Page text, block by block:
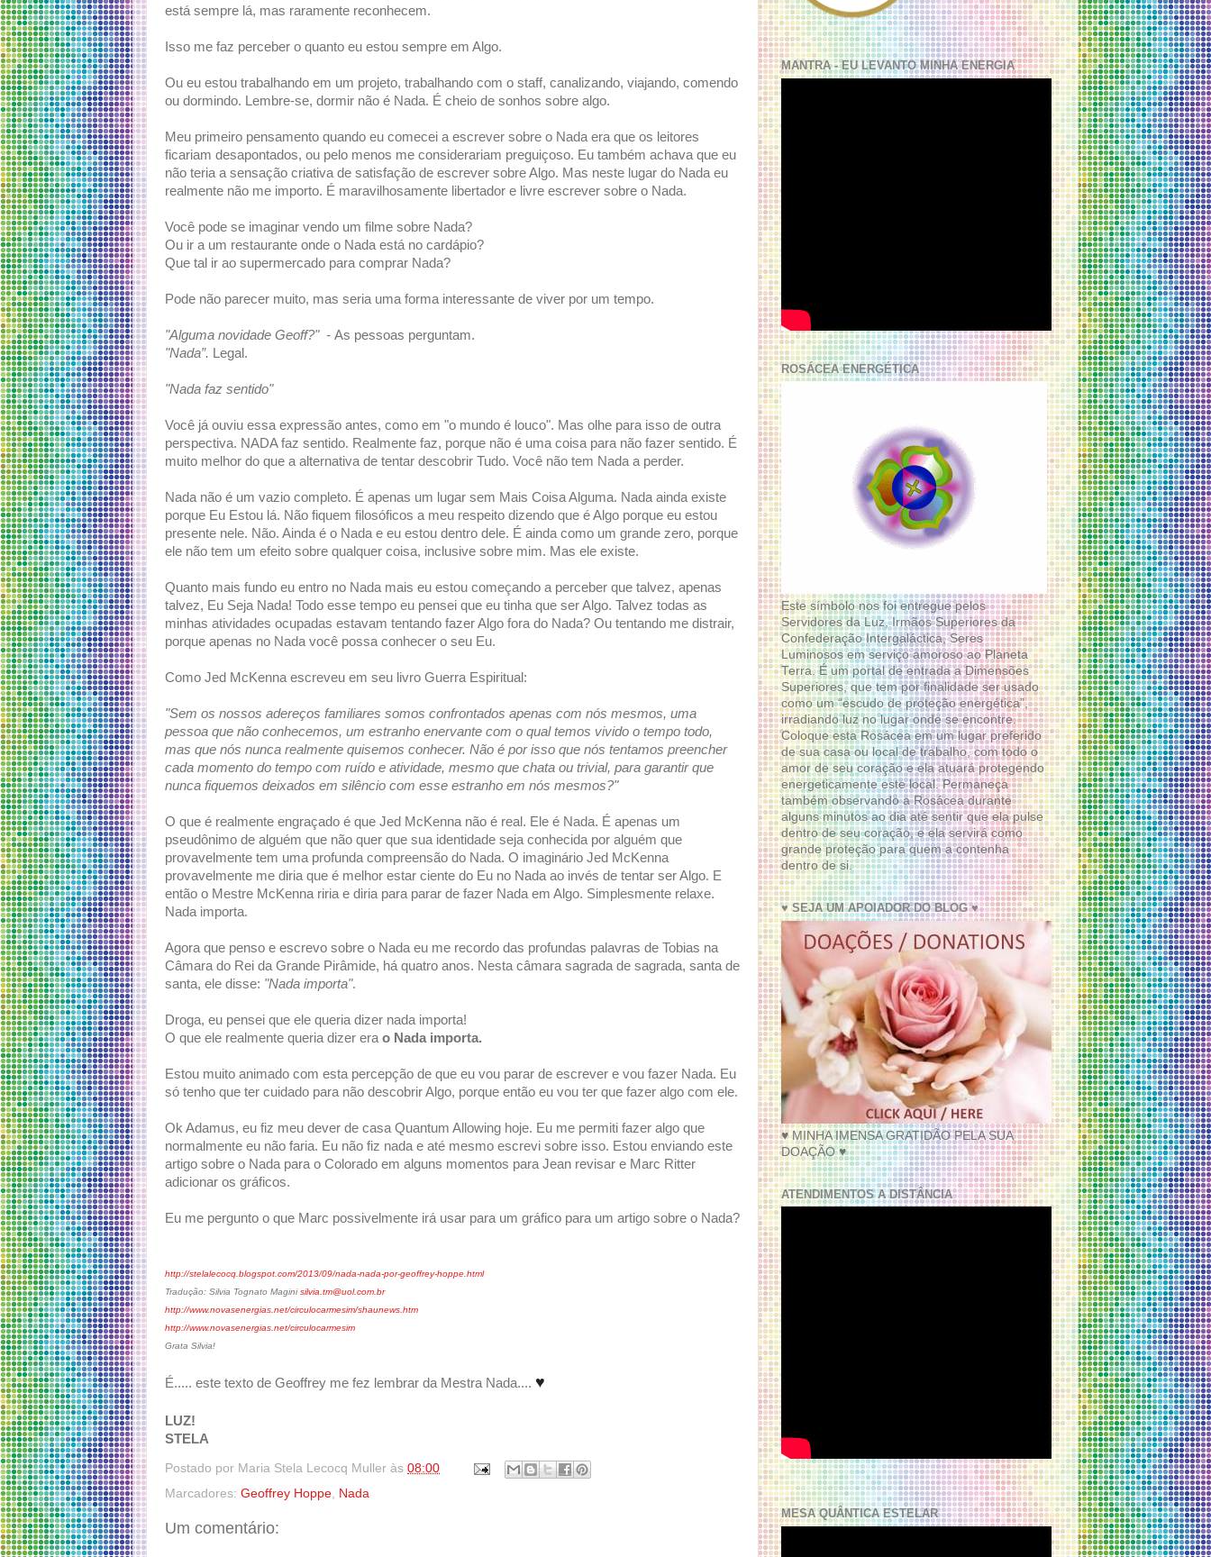
está sempre lá, mas raramente reconhecem.
Isso me faz perceber o quanto eu estou sempre em Algo.
Ou eu estou trabalhando em um projeto, trabalhando com o staff, canalizando, viajando, comendo
ou dormindo. Lembre-se, dormir não é Nada. É cheio de sonhos sobre algo.
Meu primeiro pensamento quando eu comecei a escrever sobre o Nada era que os leitores
ficariam desapontados, ou pelo menos me considerariam preguiçoso. Eu também achava que eu
não teria a sensação criativa de satisfação de escrever sobre Algo. Mas neste lugar do Nada eu
realmente não me importo. É maravilhosamente libertador e livre escrever sobre o Nada.
Você pode se imaginar vendo um filme sobre Nada?
Ou ir a um restaurante onde o Nada está no cardápio?
Que tal ir ao supermercado para comprar Nada?
Pode não parecer muito, mas seria uma forma interessante de viver por um tempo.
"Alguma novidade Geoff?" - As pessoas perguntam.
"Nada”. Legal.
"Nada faz sentido"
Você já ouviu essa expressão antes, como em "o mundo é louco". Mas olhe para isso de outra
perspectiva. NADA faz sentido. Realmente faz, porque não é uma coisa para não fazer sentido. É
muito melhor do que a alternativa de tentar descobrir Tudo. Você não tem Nada a perder.
Nada não é um vazio completo. É apenas um lugar sem Mais Coisa Alguma. Nada ainda existe
porque Eu Estou lá. Não fiquem filosóficos a meu respeito dizendo que é Algo porque eu estou
presente nele. Não. Ainda é o Nada e eu estou dentro dele. É ainda como um grande zero, porque
ele não tem um efeito sobre qualquer coisa, inclusive sobre mim. Mas ele existe.
Quanto mais fundo eu entro no Nada mais eu estou começando a perceber que talvez, apenas
talvez, Eu Seja Nada! Todo esse tempo eu pensei que eu tinha que ser Algo. Talvez todas as
minhas atividades ocupadas estavam tentando fazer Algo fora do Nada? Ou tentando me distrair,
porque apenas no Nada você possa conhecer o seu Eu.
Como Jed McKenna escreveu em seu livro Guerra Espiritual:
"Sem os nossos adereços familiares somos confrontados apenas com nós mesmos, uma
pessoa que não conhecemos, um estranho enervante com o qual temos vivido o tempo todo,
mas que nós nunca realmente quisemos conhecer. Não é por isso que nós tentamos preencher
cada momento do tempo com ruído e atividade, mesmo que chata ou trivial, para garantir que
nunca fiquemos deixados em silêncio com esse estranho em nós mesmos?"
O que é realmente engraçado é que Jed McKenna não é real. Ele é Nada. É apenas um
pseudônimo de alguém que não quer que sua identidade seja conhecida por alguém que
provavelmente tem uma profunda compreensão do Nada. O imaginário Jed McKenna
provavelmente me diria que é melhor estar ciente do Eu no Nada ao invés de tentar ser Algo. E
então o Mestre McKenna riria e diria para parar de fazer Nada em Algo. Simplesmente relaxe.
Nada importa.
Agora que penso e escrevo sobre o Nada eu me recordo das profundas palavras de Tobias na
Câmara do Rei da Grande Pirâmide, há quatro anos. Nesta câmara sagrada de sagrada, santa de
santa, ele disse: "Nada importa".
Droga, eu pensei que ele queria dizer nada importa!
O que ele realmente queria dizer erao Nada importa.
Estou muito animado com esta percepção de que eu vou parar de escrever e vou fazer Nada. Eu
só tenho que ter cuidado para não descobrir Algo, porque então eu vou ter que fazer algo com ele.
Ok Adamus, eu fiz meu dever de casa Quantum Allowing hoje. Eu me permiti fazer algo que
normalmente eu não faria. Eu não fiz nada e até mesmo escrevi sobre isso. Estou enviando este
artigo sobre o Nada para o Colorado em alguns momentos para Jean revisar e Marc Ritter
adicionar os gráficos.
Eu me pergunto o que Marc possivelmente irá usar para um gráfico para um artigo sobre o Nada?
http://stelalecocq.blogspot.com/2013/09/nada-nada-por-geoffrey-hoppe.html
Tradução: Silvia Tognato Maginisilvia.tm@uol.com.br
http://www.novasenergias.net/circulocarmesim/shaunews.htm
http://www.novasenergias.net/circulocarmesim
Grata Silvia!
É..... este texto de Geoffrey me fez lembrar da Mestra Nada.... ♥
LUZ!
STELA
Postado por Maria Stela Lecocq Muller às 08:00
Marcadores: Geoffrey Hoppe Nada
Um comentário:
MANTRA - EU LEVANTO MINHA ENERGIA
ROSÁCEA ENERGÉTICA
Este símbolo nos foi entregue pelos
Servidores da Luz, Irmãos Superiores da
Confederação Intergaláctica, Seres
Luminosos em serviço amoroso ao Planeta
Terra. É um portal de entrada a Dimensões
Superiores, que tem por finalidade ser usado
como um “escudo de proteção energética”,
irradiando luz no lugar onde se encontre.
Coloque esta Rosácea em um lugar preferido
de sua casa ou local de trabalho, com todo o
amor de seu coração e ela atuará protegendo
energeticamente este local. Permaneça
também observando a Rosácea durante
alguns minutos ao dia até sentir que ela pulse
dentro de seu coração, e ela servirá como
grande proteção para quem a contenha
dentro de si.
♥ SEJA UM APOIADOR DO BLOG ♥
♥ MINHA IMENSA GRATIDÃO PELA SUA
DOAÇÃO ♥
ATENDIMENTOS A DISTÂNCIA
MESA QUÂNTICA ESTELAR